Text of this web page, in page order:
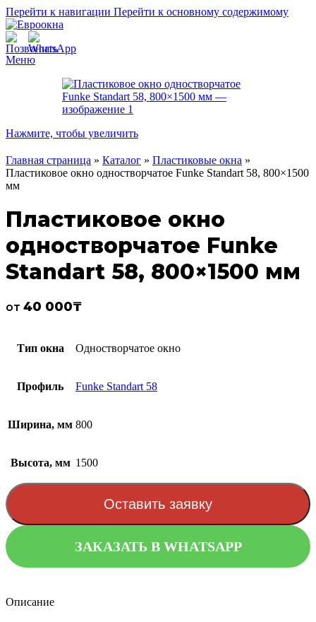
Перейти к навигации Перейти к основному содержимому
Меню
Нажмите, чтобы увеличить
Главная страница » Каталог » Пластиковые окна »
Пластиковое окно одностворчатое Funke Standart 58, 800×1500
мм
Пластиковое окно
одностворчатое Funke
Standart 58, 800×1500 мм
от 40 000₸
Тип окна Одностворчатое окно
Профиль Funke Standart 58
Ширина, мм 800
Высота, мм 1500
Оставить заявку
ЗАКАЗАТЬ В WHATSAPP
Описание